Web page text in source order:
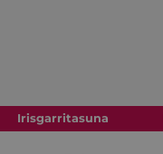
Irisgarritasuna